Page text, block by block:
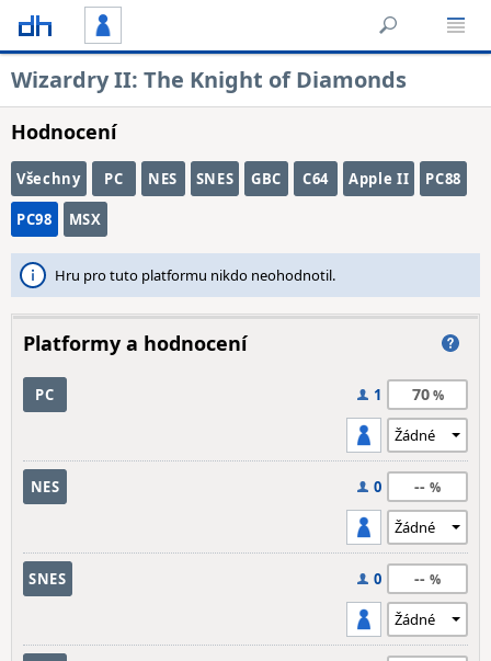
Wizardry II: The Knight of Diamonds
Hodnocení
Všechny PC NES SNES GBC C64 Apple II PC88
PC98 MSX
Hru pro tuto platformu nikdo neohodnotil.
Platformy a hodnocení
PC 1 70
NES 0 --
SNES 0 --